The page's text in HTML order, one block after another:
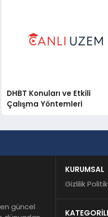
DHBT Konuları ve Etkili
Çalışma Yöntemleri
güncel
KURUMSAL
Gizlilik